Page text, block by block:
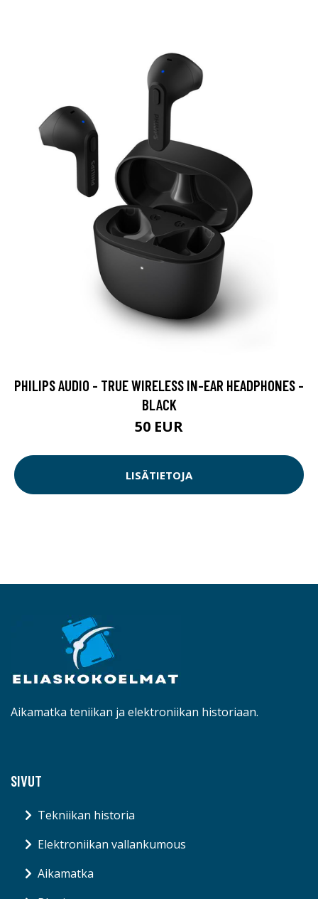
PHILIPS AUDIO - TRUE WIRELESS IN-EAR HEADPHONES -
BLACK
50 EUR
LISÄTIETOJA
Aikamatka teniikan ja elektroniikan historiaan.
SIVUT
Tekniikan historia
Elektroniikan vallankumous
Aikamatka